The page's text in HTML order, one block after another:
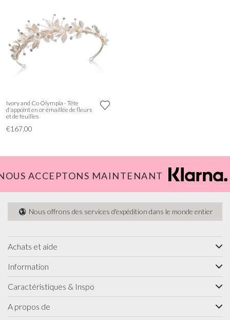
Ivory and Co Olympia - Tête
d'appoint en or émaillée de fleurs
et de feuilles
€167.00
ACCEPTONS MAINTENANT
Nous offrons des services d'expédition dans le monde entier
Achats et aide
Information
Caractéristiques & Inspo
A propos de